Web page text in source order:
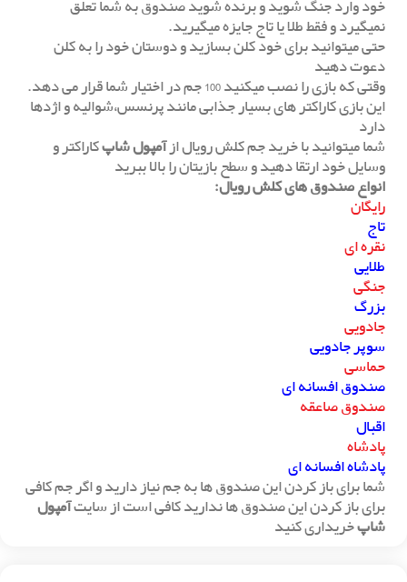
خود وارد جنگ شوید و برنده شوید صندوق به شما تعلق
نمیگیرد و فقط طلا یا تاج جایزه میگیرید.
حتی میتوانید برای خود کلن بسازید و دوستان خود را به کلن
دعوت دهید
وقتی که بازی را نصب میکنید 100 جم در اختیار شما قرار می دهد.
این بازی کاراکتر های بسیار جذابی مانند پرنسس،شوالیه و اژدها
دارد
شما میتوانید با خرید جم کلش رویال ازآمپول شاپکاراکتر و
وسایل خود ارتقا دهید و سطح بازیتان را بالا ببرید
انواع صندوق های کلش رویال:
رایگان
تاج
نقره ای
طلایی
جنگی
بزرگ
جادویی
سوپر جادویی
حماسی
صندوق افسانه ای
صندوق صاعقه
اقبال
پادشاه
پادشاه افسانه ای
شما برای باز کردن این صندوق ها به جم نیاز دارید و اگر جم کافی
برای باز کردن این صندوق ها ندارید کافی است از سایتآمپول
شاپخریداری کنید